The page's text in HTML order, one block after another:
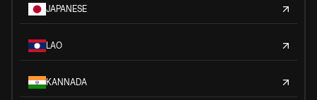
JAPANESE
LAO
KANNADA